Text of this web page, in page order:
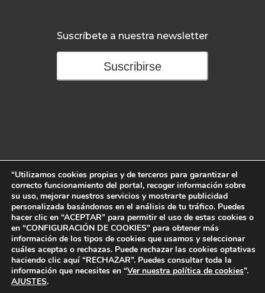
Suscríbete a nuestra newsletter
Suscribirse
Ayala 11 – 2ª planta
28001 Madrid, España
Email:foro@brandsofspain.com
Tlf:(+34) 91 426 38 43
“Utilizamos cookies propias y de terceros para garantizar el
correcto funcionamiento del portal, recoger información sobre
su uso, mejorar nuestros servicios y mostrarte publicidad
personalizada basándonos en el análisis de tu tráfico. Puedes
hacer clic en “ACEPTAR” para permitir el uso de estas cookies o
en “CONFIGURACIÓN DE COOKIES” para obtener más
información de los tipos de cookies que usamos y seleccionar
cuáles aceptas o rechazas. Puede rechazar las cookies optativas
haciendo clic aquí “RECHAZAR”. Puedes consultar toda la
información que necesites en “Ver nuestra política de cookies”.
AJUSTES.